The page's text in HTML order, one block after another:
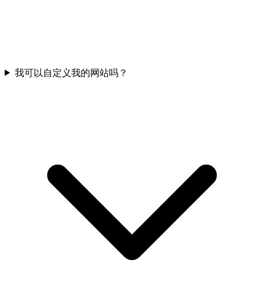
我可以自定义我的网站吗？